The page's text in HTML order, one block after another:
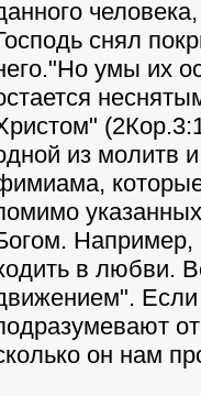
снял
умы их
из молитв
Например,
в любви.
Если
он нам